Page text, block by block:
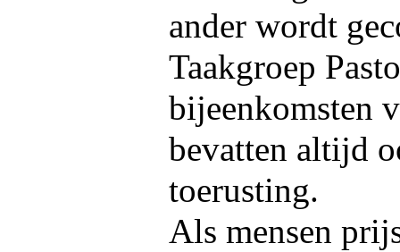
ander wordt
Taakgroep
bijeenkomsten
bevatten altijd
toerusting.
Als mensen